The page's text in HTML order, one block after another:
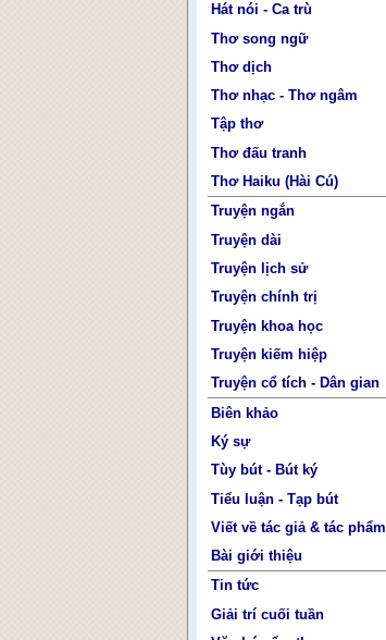
Hát nói - Ca trù
Thơ song ngữ
Thơ dịch
Thơ nhạc - Thơ ngâm
Tập thơ
Thơ đấu tranh
Thơ Haiku (Hài Cú)
Truyện ngắn
Truyện dài
Truyện lịch sử
Truyện chính trị
Truyện khoa học
Truyện kiếm hiệp
Truyện cổ tích - Dân gian
Biên khảo
Ký sự
Tùy bút - Bút ký
Tiểu luận - Tạp bút
Viết về tác giả & tác phẩm
Bài giới thiệu
Tin tức
Giải trí cuối tuần